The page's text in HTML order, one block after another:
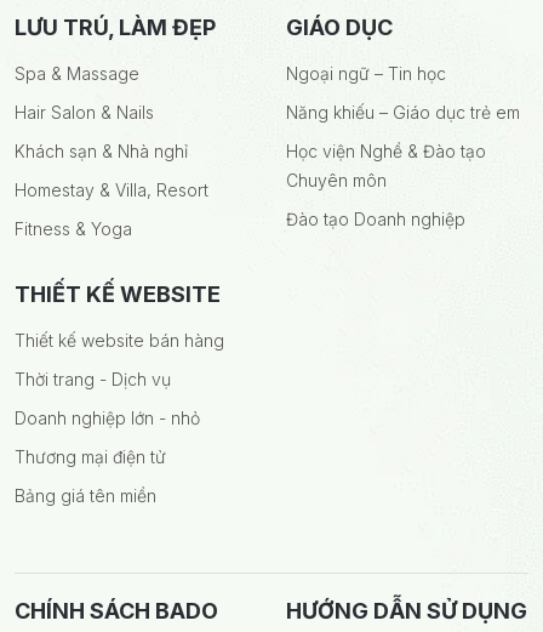
LƯU TRÚ, LÀM ĐẸP
Spa & Massage
Hair Salon & Nails
Khách sạn & Nhà nghỉ
Homestay & Villa, Resort
Fitness & Yoga
GIÁO DỤC
Ngoại ngữ – Tin học
Năng khiếu – Giáo dục trẻ em
Học viện Nghề & Đào tạo
Chuyên môn
Đào tạo Doanh nghiệp
THIẾT KẾ WEBSITE
Thiết kế website bán hàng
Thời trang - Dịch vụ
Doanh nghiệp lớn - nhỏ
Thương mại điện tử
Bảng giá tên miền
CHÍNH SÁCH BADO HƯỚNG DẪN SỬ DỤNG